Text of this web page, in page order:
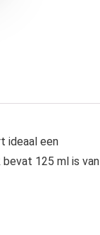
ideaal een
125 ml is van